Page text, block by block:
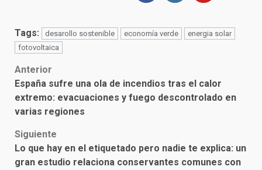
Tags: desarollo sostenible economía verde
energia solar
fotovoltaica
Post
navigation
Anterior
España sufre una ola de incendios tras el calor
extremo: evacuaciones y fuego descontrolado en
varias regiones
Siguiente
Lo que hay en el etiquetado pero nadie te explica: un
gran estudio relaciona conservantes comunes con